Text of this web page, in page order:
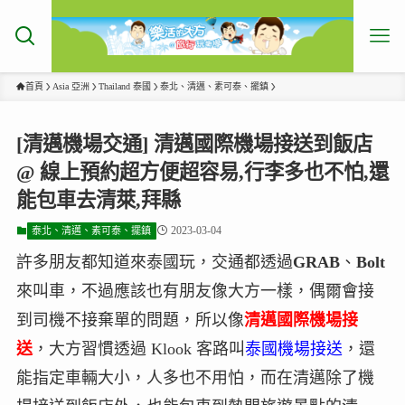
首頁 Asia 亞洲 Thailand 泰國 泰北、清邁、素可泰、擺鎮
[清邁機場交通] 清邁國際機場接送到飯店
@ 線上預約超方便超容易,行李多也不怕,還
能包車去清萊,拜縣
泰北、清邁、素可泰、擺鎮 2023-03-04
許多朋友都知道來泰國玩，交通都透過GRAB、 Bolt
來叫車，不過應該也有朋友像大方一樣，偶爾會接
到司機不接棄單的問題，所以像清邁國際機場接
送，大方習慣透過 Klook 客路叫泰國機場接送 ，還
能指定車輛大小，人多也不用怕，而在清邁除了機